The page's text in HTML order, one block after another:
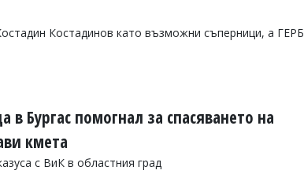
Костадинов като възможни съперници, а ГЕРБ
в Бургас помогнал за спасяването на
кмета
с ВиК в областния град